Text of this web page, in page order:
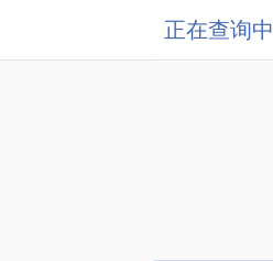
正在查询中